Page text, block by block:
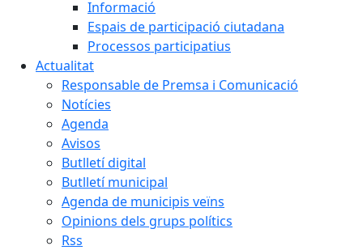
Informació
Espais de participació ciutadana
Processos participatius
Actualitat
Responsable de Premsa i Comunicació
Notícies
Agenda
Avisos
Butlletí digital
Butlletí municipal
Agenda de municipis veïns
Opinions dels grups polítics
Rss